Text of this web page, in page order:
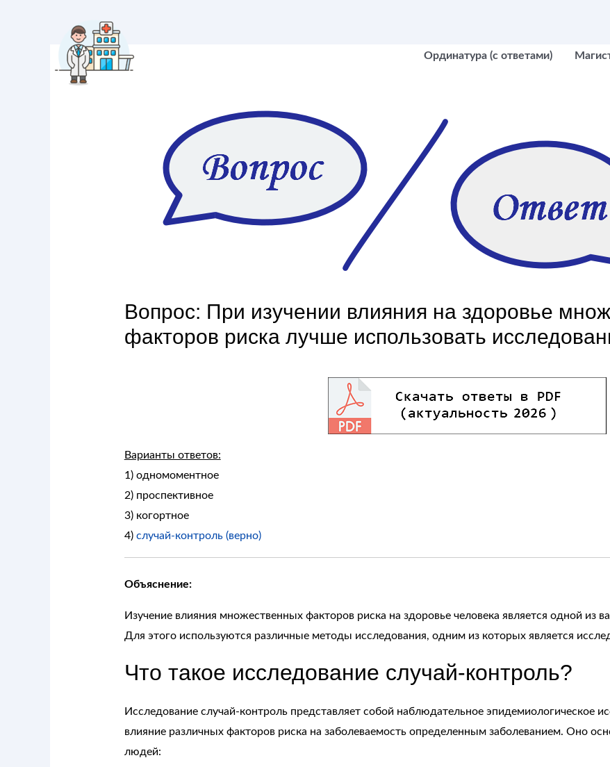
Ординатура (с ответами)
Вопрос: При изучении влияния на здоровье
факторов риска лучше использовать
Варианты ответов:
1) одномоментное
2) проспективное
3) когортное
4) случай-контроль (верно)
Объяснение:
Изучение влияния множественных факторов риска на здоровье человека является одной из
Для этого используются различные методы исследования, одним из которых является
Что такое исследование случай-контроль?
Исследование случай-контроль представляет собой наблюдательное эпидемиологическое
влияние различных факторов риска на заболеваемость определенным заболеванием. Оно
людей: